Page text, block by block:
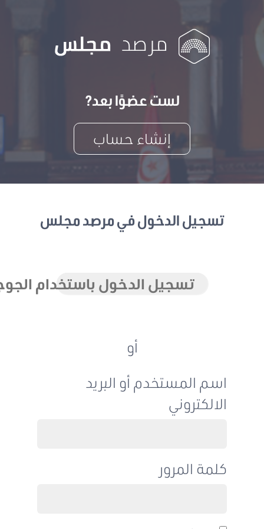
لست عضوًا بعد?
إنشاء حساب
تسجيل الدخول في مرصد مجلس
تسجيل الدخول باستخدام الجوجل
اسم المستخدم أو البريد
الالكتروني
كلمة المرور